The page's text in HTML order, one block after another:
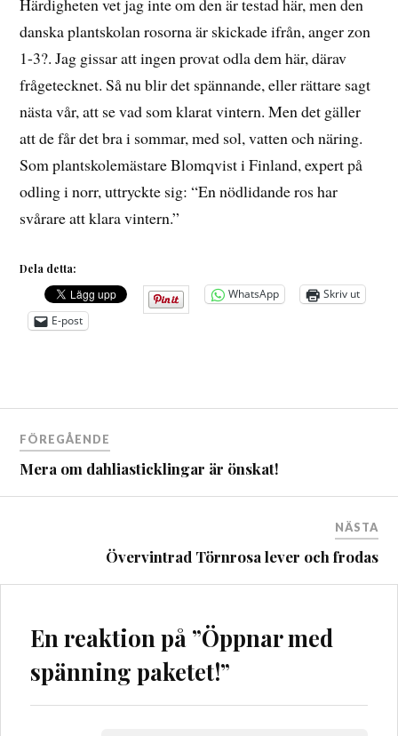
Härdigheten vet jag inte om den är testad här, men den
danska plantskolan rosorna är skickade ifrån, anger zon
1-3?. Jag gissar att ingen provat odla dem här, därav
frågetecknet. Så nu blir det spännande, eller rättare sagt
nästa vår, att se vad som klarat vintern. Men det gäller
att de får det bra i sommar, med sol, vatten och näring.
Som plantskolemästare Blomqvist i Finland, expert på
odling i norr, uttryckte sig: “En nödlidande ros har
svårare att klara vintern.”
Dela detta:
WhatsApp
Skriv ut
E-post
Inläggsnavigering
FÖREGÅENDE
Mera om dahliasticklingar är önskat!
NÄSTA
Övervintrad Törnrosa lever och frodas
En reaktion på ”Öppnar med
spänning paketet!”